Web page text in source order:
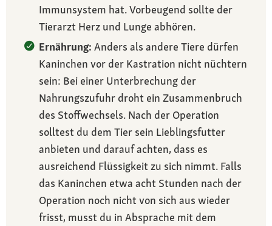
Immunsystem hat. Vorbeugend sollte der
Tierarzt Herz und Lunge abhören.
Ernährung: Anders als andere Tiere dürfen
Kaninchen vor der Kastration nicht nüchtern
sein: Bei einer Unterbrechung der
Nahrungszufuhr droht ein Zusammenbruch
des Stoffwechsels. Nach der Operation
solltest du dem Tier sein Lieblingsfutter
anbieten und darauf achten, dass es
ausreichend Flüssigkeit zu sich nimmt. Falls
das Kaninchen etwa acht Stunden nach der
Operation noch nicht von sich aus wieder
frisst, musst du in Absprache mit dem